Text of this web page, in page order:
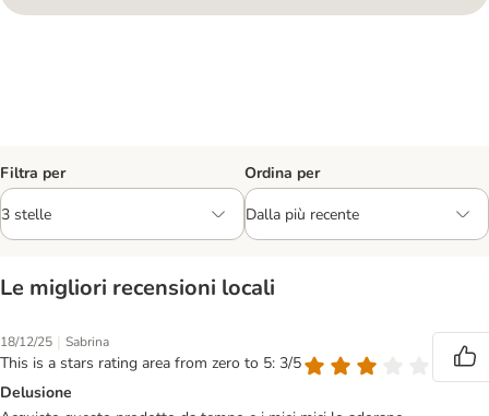
Filtra per Ordina per
Le migliori recensioni locali
18/12/25 | Sabrina
This is a stars rating area from zero to 5: 3/5
Delusione